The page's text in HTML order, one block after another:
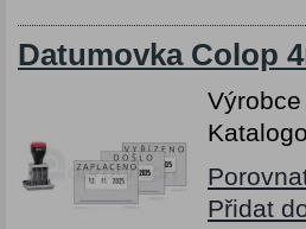
Datumovka Colop
Přidat